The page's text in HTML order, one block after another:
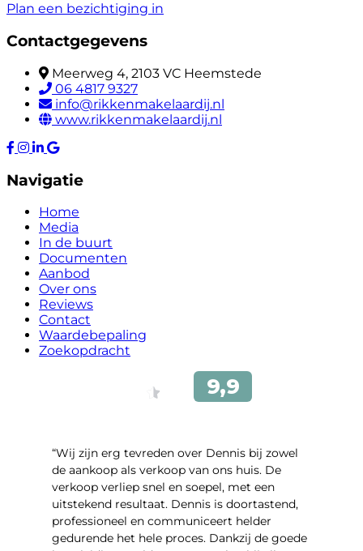
Plan een bezichtiging in
Contactgegevens
Meerweg 4, 2103 VC Heemstede
06 4817 9327
info@rikkenmakelaardij.nl
www.rikkenmakelaardij.nl
Navigatie
Home
Media
In de buurt
Documenten
Aanbod
Over ons
Reviews
Contact
Waardebepaling
Zoekopdracht
“Wij zijn erg tevreden over Dennis bij zowel
de aankoop als verkoop van ons huis. De
verkoop verliep snel en soepel, met een
uitstekend resultaat. Dennis is doortastend,
professioneel en communiceert helder
gedurende het hele proces. Dankzij de goede